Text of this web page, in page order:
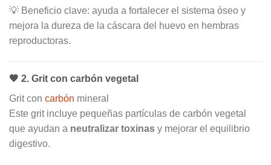
💡 Beneficio clave: ayuda a fortalecer el sistema óseo y
mejora la dureza de la cáscara del huevo en hembras
reproductoras.
🖤 2. Grit con carbón vegetal
Grit con carbón mineral
Este grit incluye pequeñas partículas de carbón vegetal
que ayudan a neutralizar toxinas y mejorar el equilibrio
digestivo.